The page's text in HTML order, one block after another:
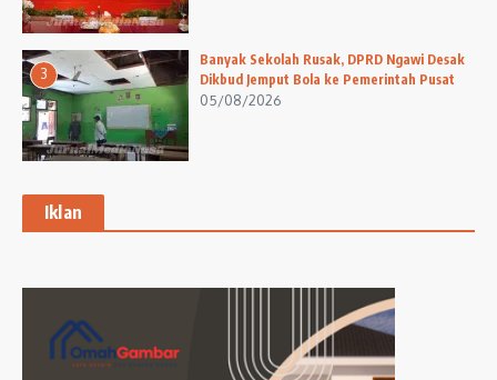
3
Banyak Sekolah Rusak, DPRD Ngawi Desak
Dikbud Jemput Bola ke Pemerintah Pusat
05/08/2026
Iklan